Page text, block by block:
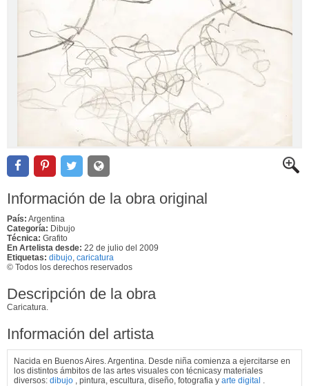
Información de la obra original
País: Argentina
Categoría: Dibujo
Técnica: Grafito
En Artelista desde: 22 de julio del 2009
Etiquetas: dibujo caricatura
© Todos los derechos reservados
Descripción de la obra
Caricatura.
Información del artista
Nacida en Buenos Aires. Argentina. Desde niña comienza a ejercitarse en
los distintos ámbitos de las artes visuales con técnicasy materiales
diversos: dibujo , pintura, escultura, diseño, fotografia y arte digital